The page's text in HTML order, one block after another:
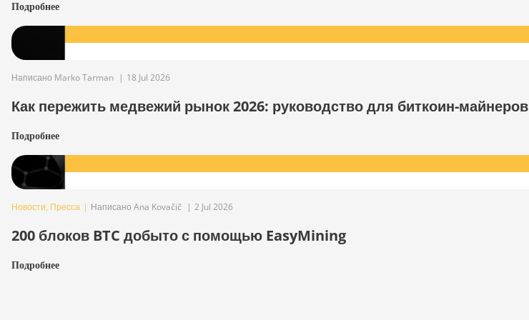
Подробнее
Написано Marko Tarman | 18 Jul 2026
Как пережить медвежий рынок 2026: руководство для биткоин-майнеров
Подробнее
Новости, Пресса | Написано Ana Kovačič | 2 Jul 2026
200 блоков BTC добыто с помощью EasyMining
Подробнее